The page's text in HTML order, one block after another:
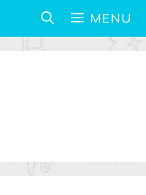
MENU